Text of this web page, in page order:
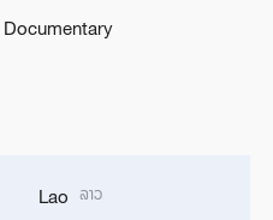
Documentary
Lao ລາວ